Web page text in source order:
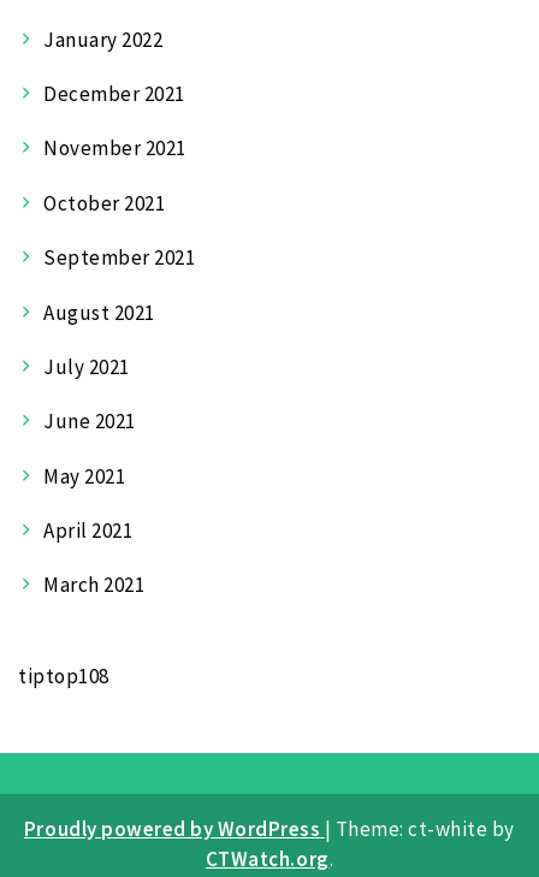
January 2022
December 2021
November 2021
October 2021
September 2021
August 2021
July 2021
June 2021
May 2021
April 2021
March 2021
tiptop108
Proudly powered by WordPress | Theme: ct-white by
CTWatch.org.